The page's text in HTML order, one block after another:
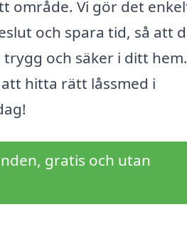
område. Vi gör det
och spara tid, så att
trygg och säker i ditt
hitta rätt låssmed i
gratis och utan